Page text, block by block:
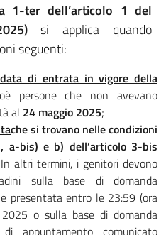
1-ter dell’articolo 1 del
)si applica quando
seguenti:
di entrata in vigore della
persone che non avevano
al 24 maggio 2025;
che si trovano nelle condizioni
a-bis) e b) dell’articolo 3-bis
In altri termini, i genitori devono
sulla base di domanda
presentata entro le 23:59 (ora
o sulla base di domanda
appuntamento comunicato